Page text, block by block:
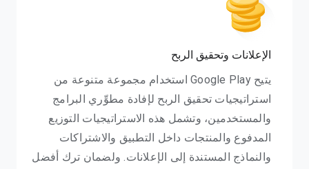
الإعلانات وتحقيق الربح
يتيح Google Play استخدام مجموعة متنوعة من
استراتيجيات تحقيق الربح لإفادة مطوِّري البرامج
والمستخدمين، وتشمل هذه الاستراتيجيات التوزيع
المدفوع والمنتجات داخل التطبيق والاشتراكات
والنماذج المستندة إلى الإعلانات. ولضمان ترك أفضل